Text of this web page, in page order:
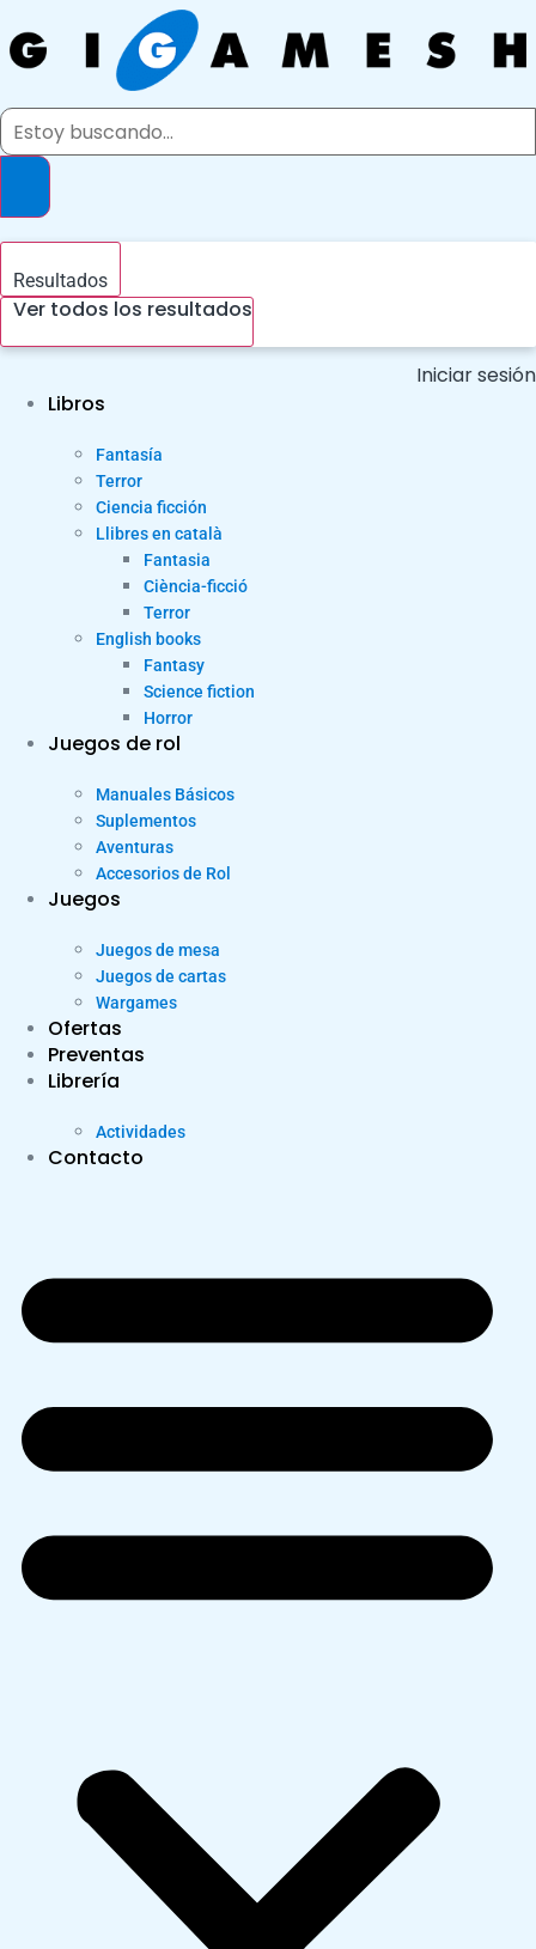
al
contenido
Search
Resultados
Ver todos los resultados
Iniciar sesión
Libros
Fantasía
Terror
Ciencia ficción
Llibres en català
Fantasia
Ciència-ficció
Terror
English books
Fantasy
Science fiction
Horror
Juegos de rol
Manuales Básicos
Suplementos
Aventuras
Accesorios de Rol
Juegos
Juegos de mesa
Juegos de cartas
Wargames
Ofertas
Preventas
Librería
Actividades
Contacto